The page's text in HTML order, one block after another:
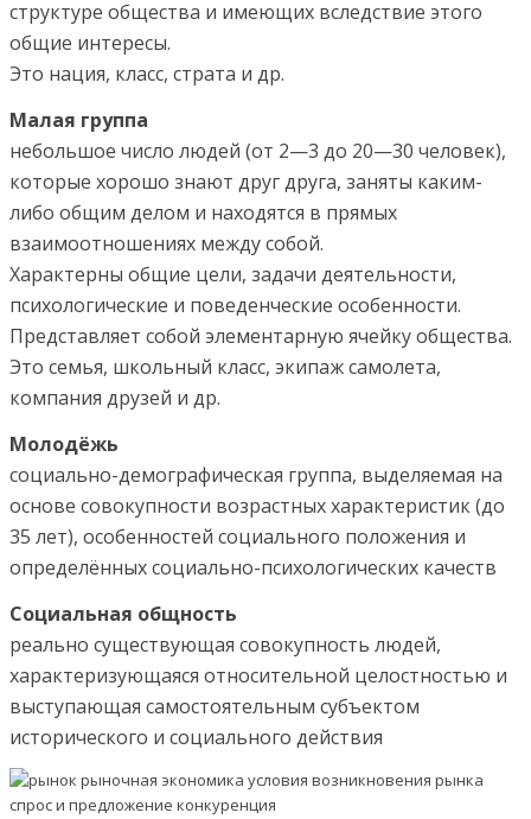
структуре общества и имеющих вследствие этого
общие интересы.
Это нация, класс, страта и др.
Малая группа
небольшое число людей (от 2—3 до 20—30 человек),
которые хорошо знают друг друга, заняты каким-
либо общим делом и находятся в прямых
взаимоотношениях между собой.
Характерны общие цели, задачи деятельности,
психологические и поведенческие особенности.
Представляет собой элементарную ячейку общества.
Это семья, школьный класс, экипаж самолета,
компания друзей и др.
Молодёжь
социально-демографическая группа, выделяемая на
основе совокупности возрастных характеристик (до
35 лет), особенностей социального положения и
определённых социально-психологических качеств
Социальная общность
реально существующая совокупность людей,
характеризующаяся относительной целостностью и
выступающая самостоятельным субъектом
исторического и социального действия